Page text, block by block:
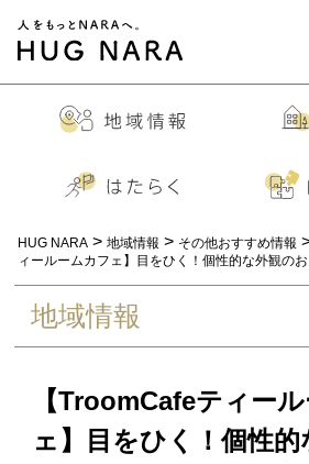
HUG NARA > 地域情報 > その他おすすめ情報
ィールームカフェ】目をひく！個性的な外観の
地域情報
【TroomCafeティー
ェ】目をひく！個性